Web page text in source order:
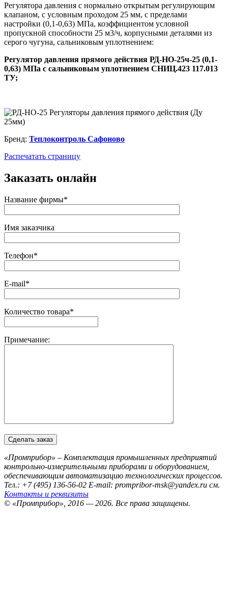
Регулятора давления с нормально открытым регулирующим
клапаном, с условным проходом 25 мм, с пределами
настройки (0,1-0,63) МПа, коэффициентом условной
пропускной способности 25 м3/ч, корпусными деталями из
серого чугуна, сальниковым уплотнением:
Регулятор давления прямого действия РД-НО-25ч-25 (0,1-
0,63) МПа с сальниковым уплотнением СНИЦ.423 117.013
ТУ;
Бренд: Теплоконтроль Сафоново
Распечатать страницу
Заказать онлайн
Название фирмы*
Имя заказчика
Телефон*
E-mail*
Количество товара*
Примечание:
«Промприбор» – Комплектация промышленных предприятий
контрольно-измерительными приборами и оборудованием,
обеспечивающим автоматизацию технологических процессов.
Тел.: +7 (495) 136-56-02 E-mail: prompribor-msk@yandex.ru см.
Контакты и реквизиты
© «Промприбор», 2016 — 2026. Все права защищены.